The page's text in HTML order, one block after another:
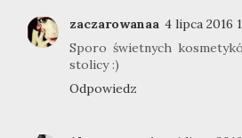
zaczarowanaa 4 lipca 2016
Sporo świetnych
stolicy :)
Odpowiedz